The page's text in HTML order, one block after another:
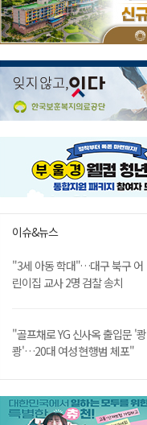
이슈&뉴스
"3세 아동 학대"…대구 북구 어
린이집 교사 2명 검찰 송치
"골프채로 YG 신사옥 출입문 '쾅
쾅'…20대 여성 현행범 체포"